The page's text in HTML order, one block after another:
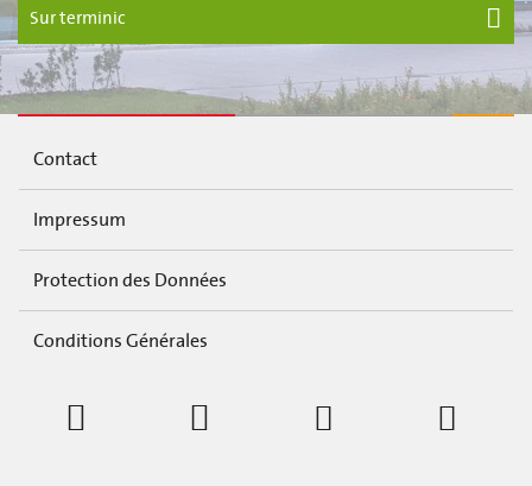
Sur terminic
Contact
Impressum
Protection des Données
Conditions Générales